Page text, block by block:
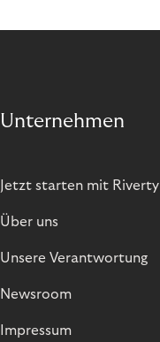
Unternehmen
Jetzt starten mit Riverty
Über uns
Unsere Verantwortung
Newsroom
Impressum